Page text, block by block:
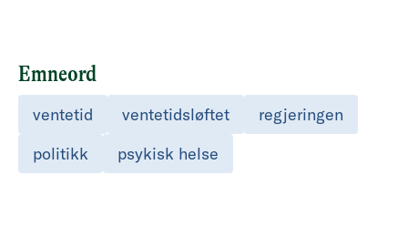
Emneord
ventetid ventetidsløftet
regjeringen
politikk
psykisk helse